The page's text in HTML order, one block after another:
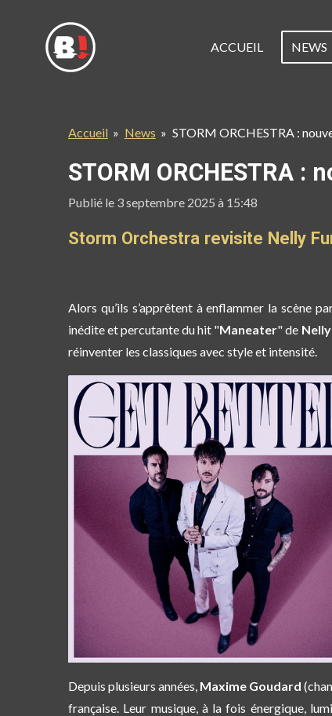
contenu
ACCUEIL NEWS
Accueil » News » STORM ORCHESTRA :
STORM ORCHESTRA :
Publié le 3 septembre 2025 à 15:48
Storm Orchestra revisite Nelly
Alors qu’ils s’apprêtent à enflammer la scène
inédite et percutantedu hit "Maneater" de
réinventer les classiques avec style et intensité.
Depuis plusieurs années, Maxime Goudard
française. Leur musique, à la fois énergique,